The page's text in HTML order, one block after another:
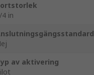
4 in
av aktivering